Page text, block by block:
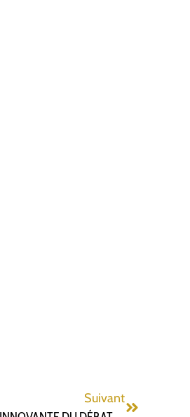
Suivant